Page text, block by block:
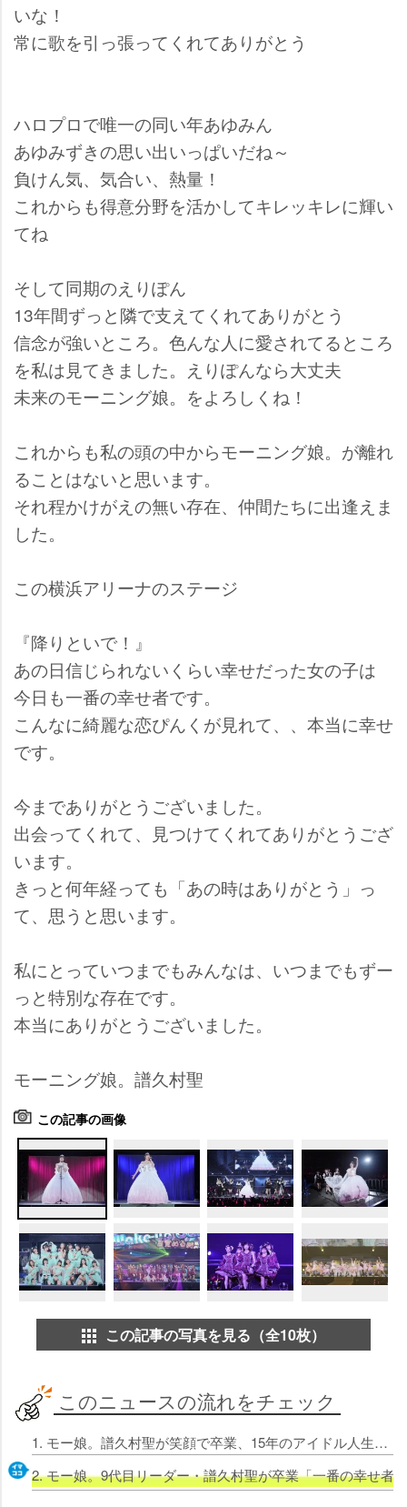
いな！
常に歌を引っ張ってくれてありがとう
ハロプロで唯一の同い年あゆみん
あゆみずきの思い出いっぱいだね～
負けん気、気合い、熱量！
これからも得意分野を活かしてキレッキレに輝い
てね
そして同期のえりぽん
13年間ずっと隣で支えてくれてありがとう
信念が強いところ。色んな人に愛されてるところ
を私は見てきました。えりぽんなら大丈夫
未来のモーニング娘。をよろしくね！
これからも私の頭の中からモーニング娘。が離れ
ることはないと思います。
それ程かけがえの無い存在、仲間たちに出逢えま
した。
この横浜アリーナのステージ
『降りといで！』
あの日信じられないくらい幸せだった女の子は
今日も一番の幸せ者です。
こんなに綺麗な恋ぴんくが見れて、、本当に幸せ
です。
今までありがとうございました。
出会ってくれて、見つけてくれてありがとうござ
います。
きっと何年経っても「あの時はありがとう」っ
て、思うと思います。
私にとっていつまでもみんなは、いつまでもずー
っと特別な存在です。
本当にありがとうございました。
モーニング娘。譜久村聖
この記事の画像
この記事の写真を見る（全10枚）
このニュースの流れをチェック
1. モー娘。譜久村聖が笑顔で卒業、15年のアイドル人生に幕 歴代最長リーダー9年の功労者【セットリスト付き】
2. モー娘。9代目リーダー・譜久村聖が卒業「一番の幸せ者